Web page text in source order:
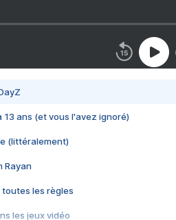
13 ans (et vous l'avez ignoré)
(littéralement)
Rayan
toutes les règles
les jeux vidéo